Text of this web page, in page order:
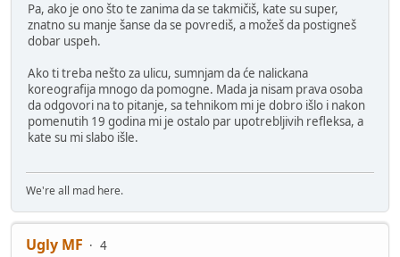
Pa, ako je ono što te zanima da se takmičiš, kate su super,
znatno su manje šanse da se povrediš, a možeš da postigneš
dobar uspeh.
Ako ti treba nešto za ulicu, sumnjam da će nalickana
koreografija mnogo da pomogne. Mada ja nisam prava osoba
da odgovori na to pitanje, sa tehnikom mi je dobro išlo i nakon
pomenutih 19 godina mi je ostalo par upotrebljivih refleksa, a
kate su mi slabo išle.
We're all mad here.
Ugly MF
4